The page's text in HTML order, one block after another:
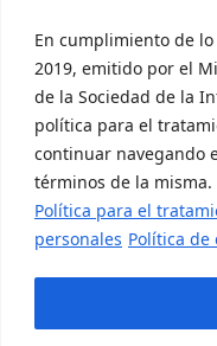
En cumplimiento de
2019, emitido por el
de la Sociedad de la
política para el
continuar navegando
términos de la misma.
Política para el
personales Política de